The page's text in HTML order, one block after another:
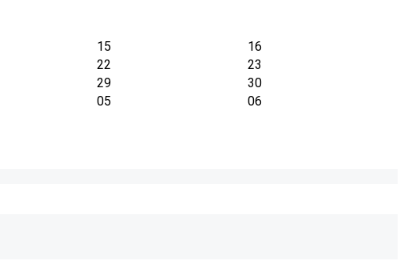
15
16
22
23
29
30
05
06